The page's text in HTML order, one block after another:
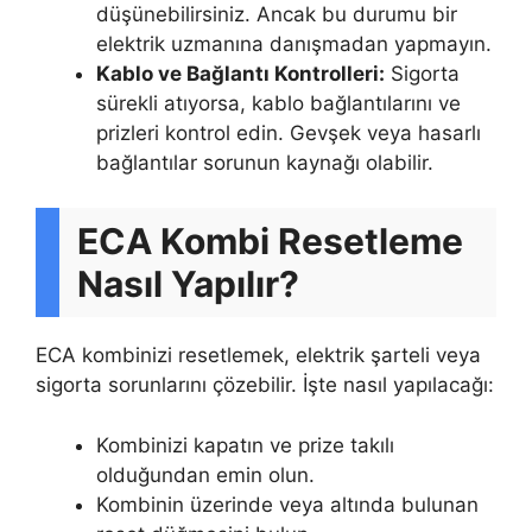
düşünebilirsiniz. Ancak bu durumu bir
elektrik uzmanına danışmadan yapmayın.
Kablo ve Bağlantı Kontrolleri: Sigorta
sürekli atıyorsa, kablo bağlantılarını ve
prizleri kontrol edin. Gevşek veya hasarlı
bağlantılar sorunun kaynağı olabilir.
ECA Kombi Resetleme
Nasıl Yapılır?
ECA kombinizi resetlemek, elektrik şarteli veya
sigorta sorunlarını çözebilir. İşte nasıl yapılacağı:
Kombinizi kapatın ve prize takılı
olduğundan emin olun.
Kombinin üzerinde veya altında bulunan